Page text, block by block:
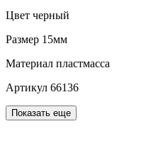
Цвет черный
Размер 15мм
Материал пластмасса
Артикул 66136
Показать еще